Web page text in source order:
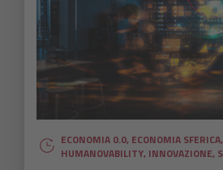
ECONOMIA 0.0, ECONOMIA SFERICA,
HUMANOVABILITY, INNOVAZIONE,